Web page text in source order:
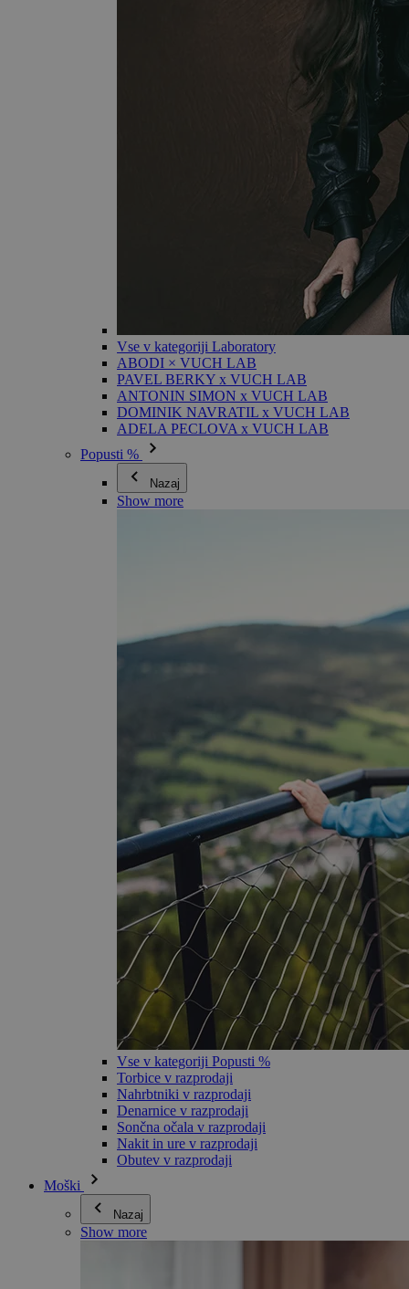
Vse v kategoriji Laboratory
ABODI × VUCH LAB
PAVEL BERKY x VUCH LAB
ANTONIN SIMON x VUCH LAB
DOMINIK NAVRATIL x VUCH LAB
ADELA PECLOVA x VUCH LAB
Popusti %
Nazaj
Show more
Vse v kategoriji Popusti %
Torbice v razprodaji
Nahrbtniki v razprodaji
Denarnice v razprodaji
Sončna očala v razprodaji
Nakit in ure v razprodaji
Obutev v razprodaji
Moški
Nazaj
Show more